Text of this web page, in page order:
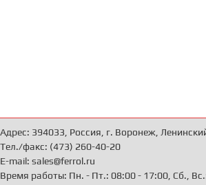
Адрес: 394033, Россия, г. Воронеж,
Тел./факс: (473) 260-40-20
E-mail: sales@ferrol.ru
Время работы: Пн. - Пт.: 08:00 - 17:00, Сб.,